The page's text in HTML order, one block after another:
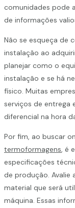
comunidades pode
de informações
Não se esqueça de
instalação ao
planejar como o
instalação e se há
físico. Muitas
serviços de entrega
diferencial na hora
Por fim, ao buscar
termoformagens, é
especificações
de produção.
material que será
máquina. Essas